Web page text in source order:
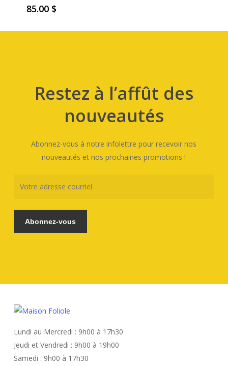
85.00 $
Restez à l’affût des
nouveautés
Abonnez-vous à notre infolettre pour recevoir nos
nouveautés et nos prochaines promotions !
Lundi au Mercredi : 9h00 à 17h30
Jeudi et Vendredi : 9h00 à 19h00
Samedi : 9h00 à 17h30